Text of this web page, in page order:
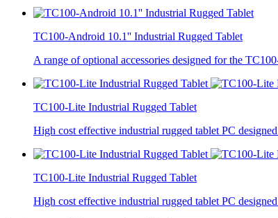
TC100-Android 10.1'' Industrial Rugged Tablet
A range of optional accessories designed for the
TC100-Lite Industrial Rugged Tablet
High cost effective industrial rugged tablet PC
TC100-Lite Industrial Rugged Tablet
High cost effective industrial rugged tablet PC